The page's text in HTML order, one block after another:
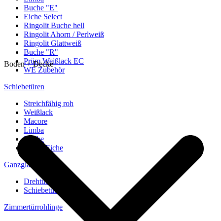
Buche "E"
Eiche Select
Ringolit Buche hell
Ringolit Ahorn / Perlweiß
Ringolit Glattweiß
Buche "R"
Prüm Weißlack EC
WE Zubehör
Schiebetüren
Streichfähig roh
Weißlack
Macore
Limba
Buche
europ. Eiche
Ganzglastüren
Drehtüren
Schiebetüren
Zimmertürrohlinge
Boden + Decke